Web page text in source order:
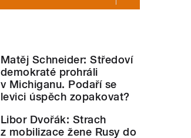
Matěj Schneider: Středoví
demokraté prohráli
v Michiganu. Podaří se
levici úspěch zopakovat?
Libor Dvořák: Strach
z mobilizace žene Rusy do